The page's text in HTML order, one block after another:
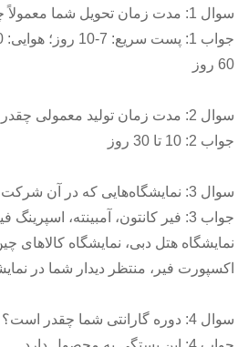
سوال 1: مدت زمان تحویل شما معمولاً چقدر است؟
60 روز
سوال 2: مدت زمان تولید معمولی چقدر است؟
جواب 2: 10 تا 30 روز
سوال 3: نمایشگاه‌هایی که در آن شرکت می‌کنید کدام‌ها هستند؟
جواب 3: فیر کانتون، آمبینته،
نمایشگاه هتل دبی، نمایشگاه کالاهای
اکسپورت فیر، منتظر دیدار شما در
سوال 4: دوره گارانتی شما چقدر است؟